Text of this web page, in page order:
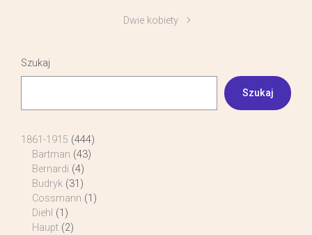
Dwie kobiety
Szukaj
Szukaj
1861-1915 (444)
Bartman (43)
Bernardi (4)
Budryk (31)
Cossmann (1)
Diehl (1)
Haupt (2)